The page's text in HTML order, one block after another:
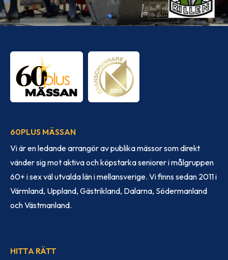
60PLUS MÄSSAN
Vi är en ledande arrangör av publika mässor som direkt
vänder sig mot aktiva och köpstarka seniorer i målgruppen
60+ i sex väl utvalda län i mellansverige. Vi finns sedan 2011 i
Värmland, Uppland, Gästrikland, Dalarna, Södermanland
och Västmanland.
HITTA RÄTT